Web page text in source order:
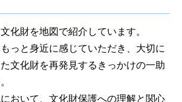
化財を地図で紹介しています。
っと身近に感じていただき、大切に
文化財を再発見するきっかけの一助
おいて、文化財保護への理解と関心